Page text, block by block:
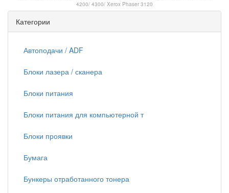
4200/ 4300/ Xerox Phaser 3120
Категории
Автоподачи / ADF
Блоки лазера / сканера
Блоки питания
Блоки питания для компьютерной т
Блоки проявки
Бумага
Бункеры отработанного тонера